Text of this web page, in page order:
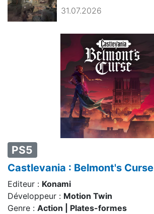
PS5
Castlevania : Belmont's Curse
Editeur : Konami
Développeur : Motion Twin
Genre : Action | Plates-formes
31.07.2026